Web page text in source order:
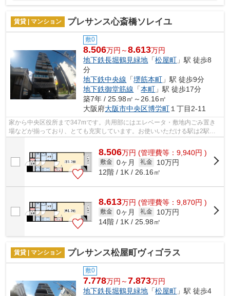
賃貸 | マンション プレサンス心斎橋ソレイユ
敷0
8.506万円～8.613万円
地下鉄長堀鶴見緑地 「松屋町 」駅 徒歩8
分
地下鉄中央線 「堺筋本町 」駅 徒歩9分
地下鉄御堂筋線 「本町 」駅 徒歩17分
築7年 / 25.98㎡～26.16㎡
大阪府大阪市中央区博労町１丁目2-11
家から中央区役所まで347mです。共用部にはエレベータ・敷地内ごみ置き
場などが揃っており、とても充実しています。お使いいただける駅は2駅あ
8.506万円 (管理費等：9,940円 )
敷金 0ヶ月 礼金
10万円
12階 / 1K / 26.16㎡
8.613万円 (管理費等：9,870円 )
敷金 0ヶ月 礼金
10万円
14階 / 1K / 25.98㎡
賃貸 | マンション プレサンス松屋町ヴィゴラス
敷0
7.778万円～7.873万円
地下鉄長堀鶴見緑地 「松屋町 」駅 徒歩4